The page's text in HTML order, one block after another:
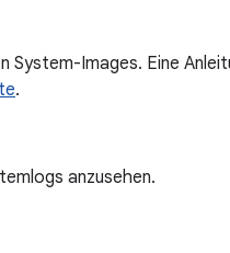
Images. Eine
.
anzusehen.